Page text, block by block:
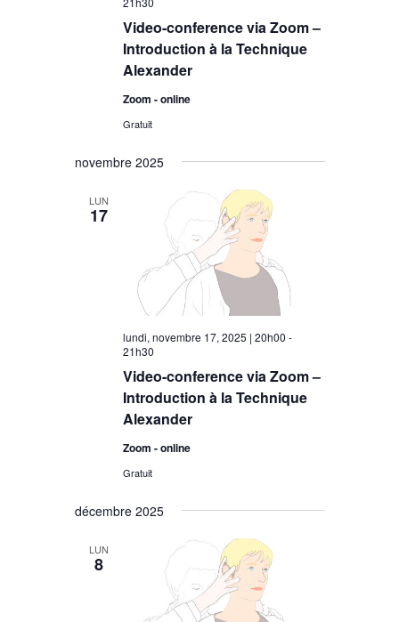
Video-conference via Zoom –
Introduction à la Technique
Alexander
Zoom - online
Gratuit
novembre 2025
LUN
17
Video-conference via Zoom –
Introduction à la Technique
Alexander
lundi, novembre 17, 2025 | 20h00 -
21h30
Zoom - online
Gratuit
décembre 2025
LUN
8